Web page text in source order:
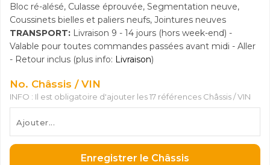
Bloc ré-alésé, Culasse éprouvée, Segmentation neuve,
Coussinets bielles et paliers neufs, Jointures neuves
TRANSPORT: Livraison 9 - 14 jours (hors week-end) -
Valable pour toutes commandes passées avant midi - Aller
- Retour inclus (plus info: Livraison)
No. Châssis / VIN
INFO : Il est obligatoire d'ajouter les 17 références Châssis / VIN
Enregistrer le Châssis